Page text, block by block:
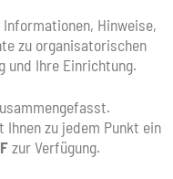
Hinweise,
zu organisatorischen
und Ihre Einrichtung.
zu jedem Punkt ein
zur Verfügung.